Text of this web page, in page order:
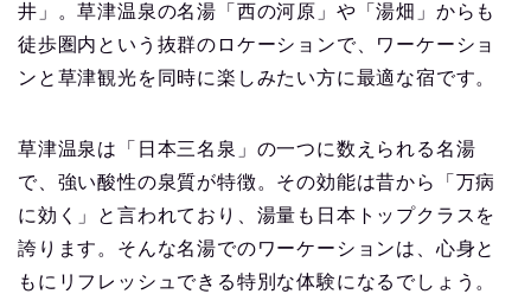
井」。草津温泉の名湯「西の河原」や「湯畑」からも
徒歩圏内という抜群のロケーションで、ワーケーショ
ンと草津観光を同時に楽しみたい方に最適な宿です。
草津温泉は「日本三名泉」の一つに数えられる名湯
で、強い酸性の泉質が特徴。その効能は昔から「万病
に効く」と言われており、湯量も日本トップクラスを
誇ります。そんな名湯でのワーケーションは、心身と
もにリフレッシュできる特別な体験になるでしょう。